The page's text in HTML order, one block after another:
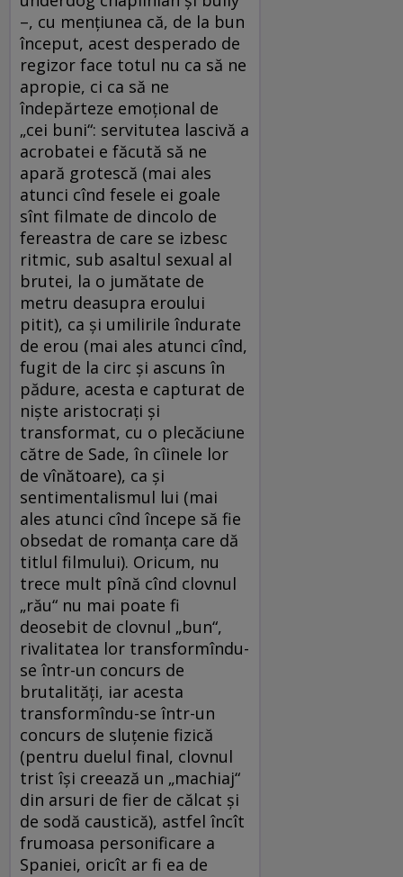
–, cu menţiunea că, de la bun
început, acest desperado de
regizor face totul nu ca să ne
apropie, ci ca să ne
îndepărteze emoţional de
„cei buni“: servitutea lascivă a
acrobatei e făcută să ne
apară grotescă (mai ales
atunci cînd fesele ei goale
sînt filmate de dincolo de
fereastra de care se izbesc
ritmic, sub asaltul sexual al
brutei, la o jumătate de
metru deasupra eroului
pitit), ca şi umilirile îndurate
de erou (mai ales atunci cînd,
fugit de la circ şi ascuns în
pădure, acesta e capturat de
nişte aristocraţi şi
transformat, cu o plecăciune
către de Sade, în cîinele lor
de vînătoare), ca şi
sentimentalismul lui (mai
ales atunci cînd începe să fie
obsedat de romanţa care dă
titlul filmului). Oricum, nu
trece mult pînă cînd clovnul
„rău“ nu mai poate fi
deosebit de clovnul „bun“,
rivalitatea lor transformîndu-
se într-un concurs de
brutalităţi, iar acesta
transformîndu-se într-un
concurs de sluţenie fizică
(pentru duelul final, clovnul
trist îşi creează un „machiaj“
din arsuri de fier de călcat şi
de sodă caustică), astfel încît
frumoasa personificare a
Spaniei, oricît ar fi ea de